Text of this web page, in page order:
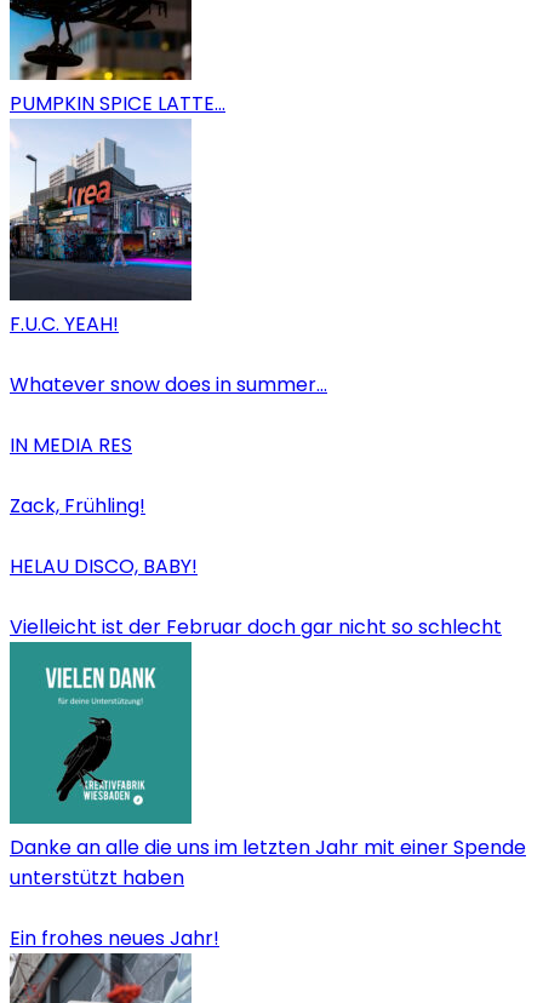
PUMPKIN SPICE LATTE…
F.U.C. YEAH!
Whatever snow does in summer…
IN MEDIA RES
Zack, Frühling!
HELAU DISCO, BABY!
Vielleicht ist der Februar doch gar nicht so schlecht
Danke an alle die uns im letzten Jahr mit einer Spende
unterstützt haben
Ein frohes neues Jahr!